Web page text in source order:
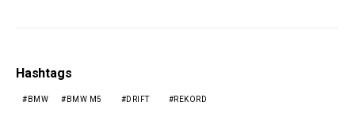
Hashtags
BMW BMW M5 DRIFT REKORD